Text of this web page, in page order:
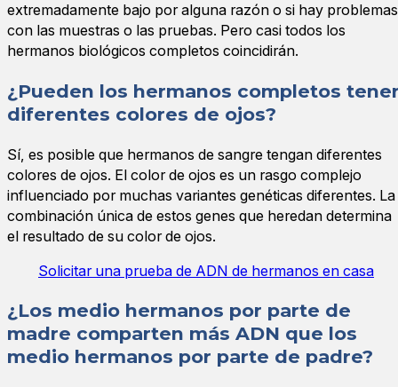
extremadamente bajo por alguna razón o si hay problemas
con las muestras o las pruebas. Pero casi todos los
hermanos biológicos completos coincidirán.
¿Pueden los hermanos completos
diferentes colores de ojos?
Sí, es posible que hermanos de sangre tengan diferentes
colores de ojos. El color de ojos es un rasgo complejo
influenciado por muchas variantes genéticas diferentes. La
combinación única de estos genes que heredan determina
el resultado de su color de ojos.
Solicitar una prueba de ADN de hermanos en casa
¿Los medio hermanos por parte de
madre comparten más ADN que los
medio hermanos por parte de padre?